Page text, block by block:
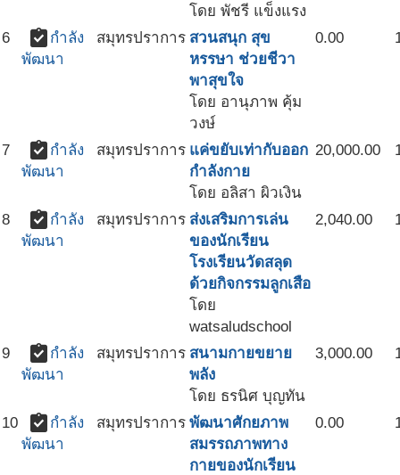
โดย พัชรี แข็งแรง
6 assignment_turned_in กำลัง
พัฒนา
สมุทรปราการ สวนสนุก สุข
หรรษา ช่วยชีวา
พาสุขใจ
โดย อานุภาพ คุ้ม
วงษ์
0.00
7 assignment_turned_in กำลัง
พัฒนา
สมุทรปราการ แค่ขยับเท่ากับออก
กำลังกาย
โดย อลิสา ผิวเงิน
20,000.00
8 assignment_turned_in กำลัง
พัฒนา
สมุทรปราการ ส่งเสริมการเล่น
ของนักเรียน
โรงเรียนวัดสลุด
ด้วยกิจกรรมลูกเสือ
โดย
watsaludschool
2,040.00
9 assignment_turned_in กำลัง
พัฒนา
สมุทรปราการ สนามกายขยาย
พลัง
โดย ธรนิศ บุญทัน
3,000.00
10 assignment_turned_in กำลัง
พัฒนา
สมุทรปราการ พัฒนาศักยภาพ
สมรรถภาพทาง
กายของนักเรียน
0.00